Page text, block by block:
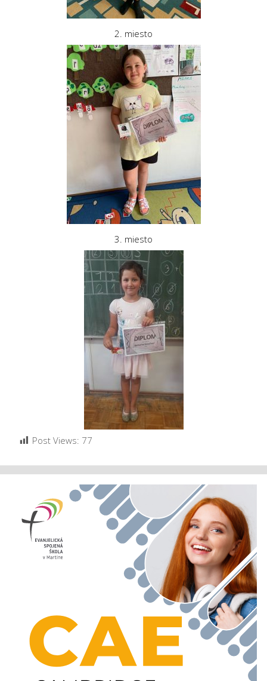
2. miesto
3. miesto
Post Views: 77